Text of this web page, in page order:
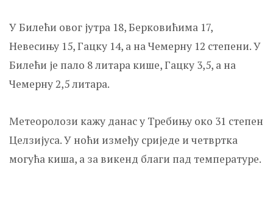
У Билећи овог јутра 18, Берковићима 17,
Невесињу 15, Гацку 14, а на Чемерну 12 степени. У
Билећи је пало 8 литара кише, Гацку 3,5, а на
Чемерну 2,5 литара.
Метеоролози кажу данас у Требињу око 31 степен
Целзијуса. У ноћи између сриједе и четвртка
могућа киша, а за викенд благи пад температуре.